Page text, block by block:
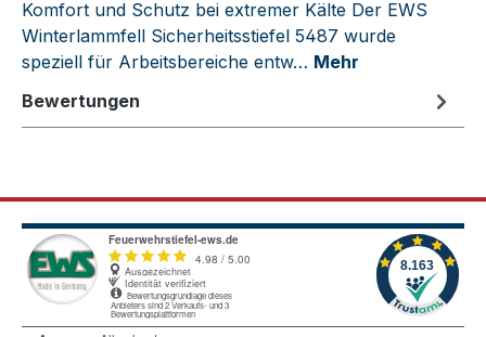
Komfort und Schutz bei extremer Kälte Der EWS
Winterlammfell Sicherheitsstiefel 5487 wurde
speziell für Arbeitsbereiche entw… Mehr
Bewertungen